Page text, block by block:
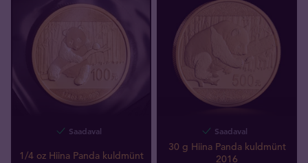
Saadaval
1/4 oz Hiina Panda kuldmünt
Saadaval
30 g Hiina Panda kuldmünt
2016